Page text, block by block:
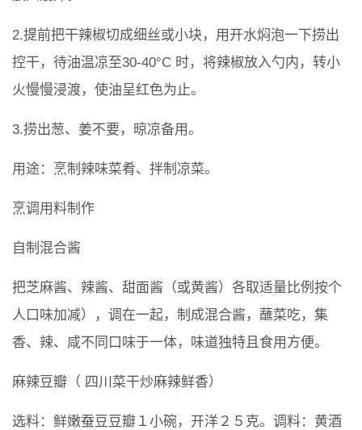
2.提前把干辣椒切成细丝或小块，用开水焖泡一下捞出
控干，待油温凉至30-40°C 时，将辣椒放入勺内，转小
火慢慢浸渡，使油呈红色为止。
3.捞出葱、姜不要，晾凉备用。
用途：烹制辣味菜肴、拌制凉菜。
烹调用料制作
自制混合酱
把芝麻酱、辣酱、甜面酱（或黄酱）各取适量比例按个
人口味加减），调在一起，制成混合酱，蘸菜吃，集
香、辣、咸不同口味于一体，味道独特且食用方便。
麻辣豆瓣（ 四川菜干炒麻辣鲜香）
选料：鲜嫩蚕豆豆瓣１小碗，开洋２５克。调料：黄酒